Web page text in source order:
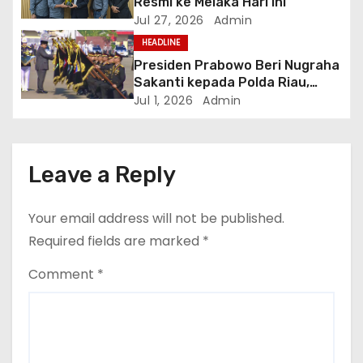
n
Jul 27, 2026 Admin
HEADLINE
Presiden Prabowo Beri Nugraha
Sakanti kepada Polda Riau,
Kapolda: Penghargaan Ini Milik
Jul 1, 2026 Admin
Leave a Reply
Your email address will not be published.
Required fields are marked *
Comment *